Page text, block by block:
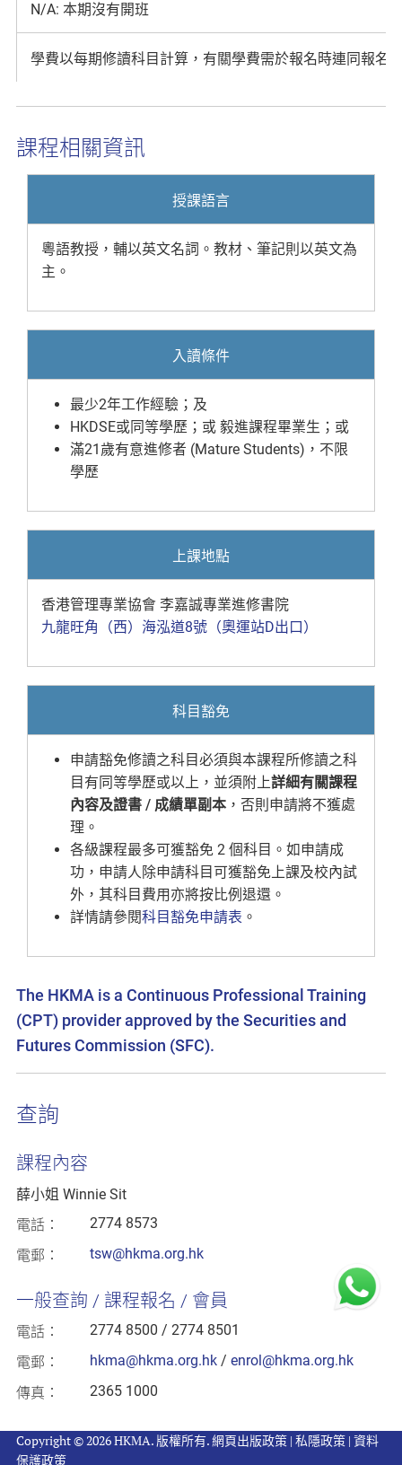
N/A: 本期沒有開班
學費以每期修讀科目計算，有關學費需於報名時連同報名
課程相關資訊
授課語言
粵語教授，輔以英文名詞。教材、筆記則以英文為
主。
入讀條件
最少2年工作經驗；及
HKDSE或同等學歷；或 毅進課程畢業生；或
滿21歲有意進修者 (Mature Students)，不限
學歷
上課地點
香港管理專業協會 李嘉誠專業進修書院
九龍旺角（西）海泓道8號（奧運站D出口）
科目豁免
申請豁免修讀之科目必須與本課程所修讀之科
目有同等學歷或以上，並須附上詳細有關課程
內容及證書 / 成績單副本 ，否則申請將不獲處
理。
各級課程最多可獲豁免 2 個科目。如申請成
功，申請人除申請科目可獲豁免上課及校內試
外，其科目費用亦將按比例退還。
詳情請參閱科目豁免申請表 。
The HKMA is a Continuous Professional Training
(CPT) provider approved by the Securities and
Futures Commission (SFC).
查詢
課程內容
薛小姐 Winnie Sit
電話：
2774 8573
電郵：
tsw@hkma.org.hk
一般查詢 / 課程報名 / 會員
電話：
2774 8500 / 2774 8501
電郵：
hkma@hkma.org.hk / enrol@hkma.org.hk
傳真：
2365 1000
Copyright © 2026 HKMA. 版權所有.網頁出版政策 | 私隱政策 | 資料
保護政策